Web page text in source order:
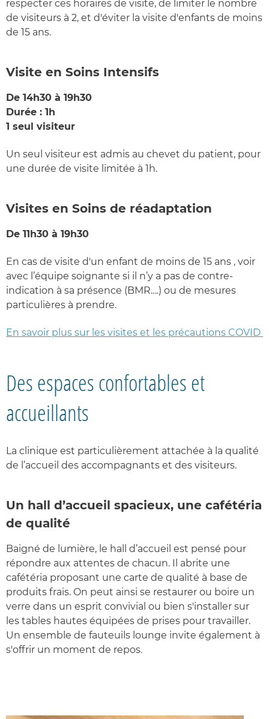
respecter ces horaires de visite, de limiter le nombre
de visiteurs à 2, et d'éviter la visite d'enfants de moins
de 15 ans.
Visite en Soins Intensifs
De 14h30 à 19h30
Durée : 1h
1 seul visiteur
Un seul visiteur est admis au chevet du patient, pour
une durée de visite limitée à 1h.
Visites en Soins de réadaptation
De 11h30 à 19h30
En cas de visite d'un enfant de moins de 15 ans , voir
avec l’équipe soignante si il n’y a pas de contre-
indication à sa présence (BMR….) ou de mesures
particulières à prendre.
En savoir plus sur les visites et les précautions COVID
Des espaces confortables et
accueillants
La clinique est particulièrement attachée à la qualité
de l’accueil des accompagnants et des visiteurs.
Un hall d’accueil spacieux, une cafétéria
de qualité
Baigné de lumière, le hall d’accueil est pensé pour
répondre aux attentes de chacun. Il abrite une
cafétéria proposant une carte de qualité à base de
produits frais. On peut ainsi se restaurer ou boire un
verre dans un esprit convivial ou bien s'installer sur
les tables hautes équipées de prises pour travailler.
Un ensemble de fauteuils lounge invite également à
s'offrir un moment de repos.